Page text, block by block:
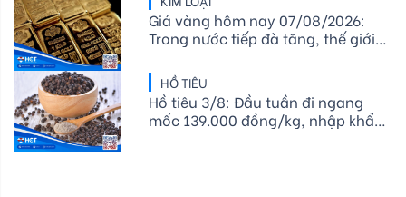
Giá vàng hôm nay 07/08/2026:
Trong nước tiếp đà tăng, thế giới
HỒ TIÊU
Hồ tiêu 3/8: Đầu tuần đi ngang
mốc 139.000 đồng/kg, nhập khẩu